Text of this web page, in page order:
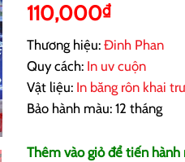
110,000₫
Thương hiệu: Đinh Phan
Quy cách: In uv cuộn
Vật liệu: In băng rôn khai
Bảo hành màu: 12 tháng
Thêm vào giỏ để tiến hành